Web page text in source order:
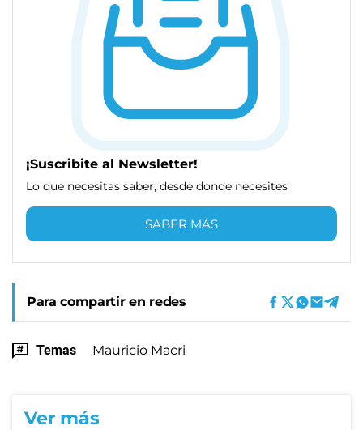
¡Suscribite al Newsletter!
Lo que necesitas saber, desde donde necesites
SABER MÁS
Para compartir en redes
Temas Mauricio Macri
Ver más